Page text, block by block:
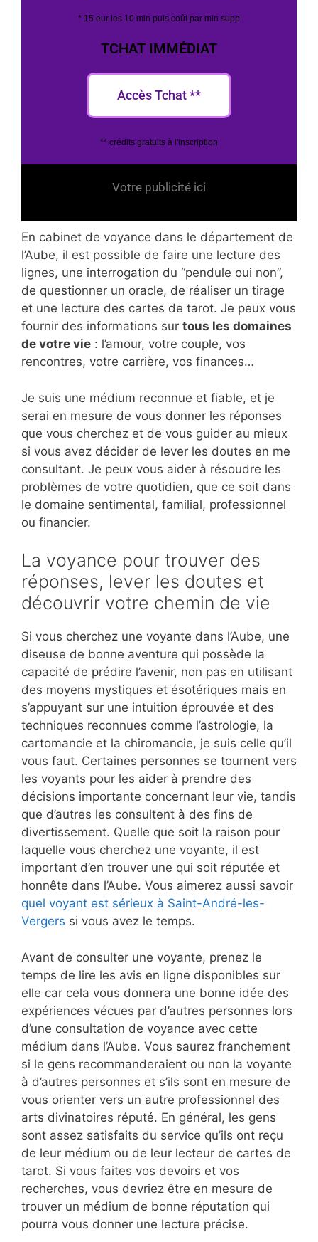
* 15 eur les 10 min puis coût par min supp
TCHAT IMMÉDIAT
Accès Tchat **
** crédits gratuits à l'inscription
Votre publicité ici
En cabinet de voyance dans le département de
l’Aube, il est possible de faire une lecture des
lignes, une interrogation du “pendule oui non”,
de questionner un oracle, de réaliser un tirage
et une lecture des cartes de tarot. Je peux vous
fournir des informations sur tous les domaines
de votre vie : l’amour, votre couple, vos
rencontres, votre carrière, vos finances…
Je suis une médium reconnue et fiable, et je
serai en mesure de vous donner les réponses
que vous cherchez et de vous guider au mieux
si vous avez décider de lever les doutes en me
consultant. Je peux vous aider à résoudre les
problèmes de votre quotidien, que ce soit dans
le domaine sentimental, familial, professionnel
ou financier.
La voyance pour trouver des
réponses, lever les doutes et
découvrir votre chemin de vie
Si vous cherchez une voyante dans l’Aube, une
diseuse de bonne aventure qui possède la
capacité de prédire l’avenir, non pas en utilisant
des moyens mystiques et ésotériques mais en
s’appuyant sur une intuition éprouvée et des
techniques reconnues comme l’astrologie, la
cartomancie et la chiromancie, je suis celle qu’il
vous faut. Certaines personnes se tournent vers
les voyants pour les aider à prendre des
décisions importante concernant leur vie, tandis
que d’autres les consultent à des fins de
divertissement. Quelle que soit la raison pour
laquelle vous cherchez une voyante, il est
important d’en trouver une qui soit réputée et
honnête dans l’Aube. Vous aimerez aussi savoir
quel voyant est sérieux à Saint-André-les-
Vergers si vous avez le temps.
Avant de consulter une voyante, prenez le
temps de lire les avis en ligne disponibles sur
elle car cela vous donnera une bonne idée des
expériences vécues par d’autres personnes lors
d’une consultation de voyance avec cette
médium dans l’Aube. Vous saurez franchement
si le gens recommanderaient ou non la voyante
à d’autres personnes et s’ils sont en mesure de
vous orienter vers un autre professionnel des
arts divinatoires réputé. En général, les gens
sont assez satisfaits du service qu’ils ont reçu
de leur médium ou de leur lecteur de cartes de
tarot. Si vous faites vos devoirs et vos
recherches, vous devriez être en mesure de
trouver un médium de bonne réputation qui
pourra vous donner une lecture précise.